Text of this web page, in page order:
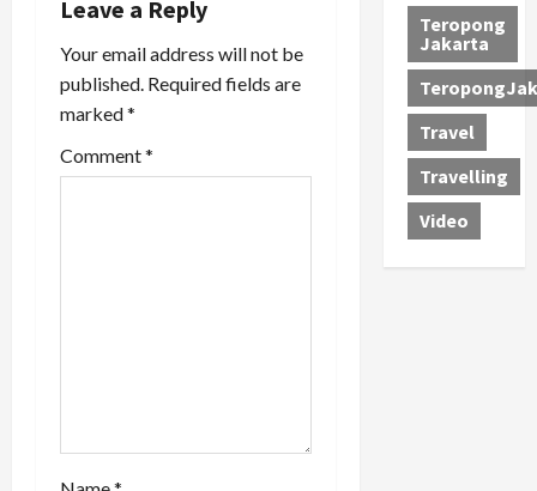
a
t
i
o
Leave a Reply
Your email address will not be
published. Required fields are
marked*
Comment*
Teropong
Jakarta
Travel
Travelling
Video